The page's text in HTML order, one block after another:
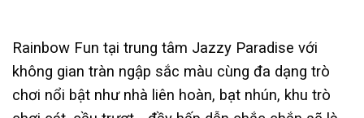
Rainbow Fun tại trung tâm Jazzy Paradise với
không gian tràn ngập sắc màu cùng đa dạng trò
chơi nổi bật như nhà liên hoàn, bạt nhún, khu trò